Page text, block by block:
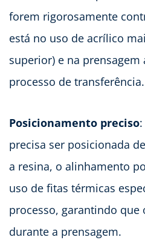
forem rigorosamente
está no uso de acrílico
superior) e na
processo de transferência.
Posicionamento preciso
precisa ser posicionada
a resina, o alinhamento
uso de fitas térmicas
processo, garantindo que
durante a prensagem.